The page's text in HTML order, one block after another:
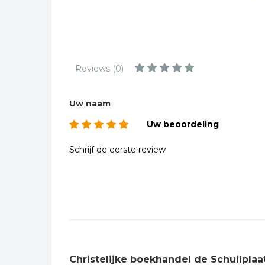
Management &
Leiderschap
Romans
Toeristische kaarten en
Reviews (0)
Uw naam
Uw beoordeling
Schrijf de eerste review
Christelijke boekhandel de